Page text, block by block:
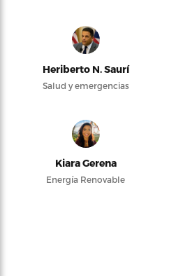
Heriberto N. Saurí
Salud y emergencias
Kiara Gerena
Energía Renovable